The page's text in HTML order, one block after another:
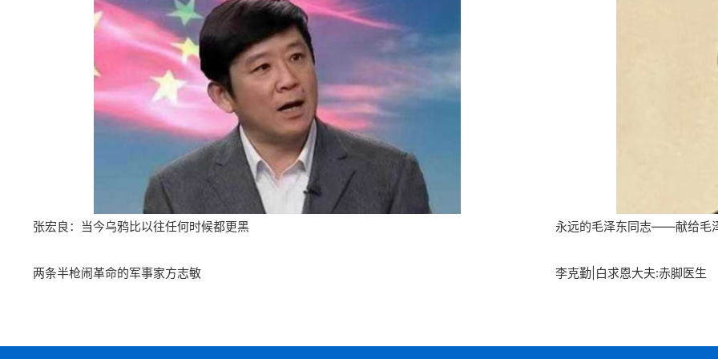
张宏良：当今乌鸦比以往任何时候都更黑 永远的毛泽东同志——献给毛
两条半枪闹革命的军事家方志敏 李克勤|白求恩大夫:赤脚医生